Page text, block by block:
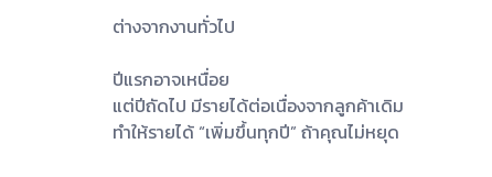
ต่างจากงานทั่วไป
ปีแรกอาจเหนื่อย
แต่ปีถัดไป มีรายได้ต่อเนื่องจากลูกค้าเดิม
ทำให้รายได้ “เพิ่มขึ้นทุกปี” ถ้าคุณไม่หยุด